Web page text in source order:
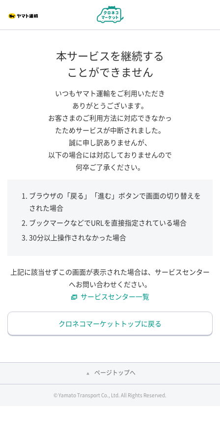
本サービスを継続する
ことができません
いつもヤマト運輸をご利用いただき
ありがとうございます。
お客さまのご利用方法に対応できなかっ
たためサービスが中断されました。
誠に申し訳ありませんが、
以下の場合には対応しておりませんので
何卒ご了承ください。
ブラウザの「戻る」「進む」ボタンで画面の切り替えを
された場合
ブックマークなどでURLを直接指定されている場合
30分以上操作されなかった場合
上記に該当せずこの画面が表示された場合は、サービスセンター
へお問い合わせください。
サービスセンター一覧
クロネコマーケットトップに戻る
ページトップへ
© Yamato Transport Co., Ltd. All Rights Reserved.